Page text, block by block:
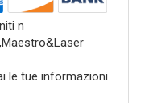
n
le tue informazioni